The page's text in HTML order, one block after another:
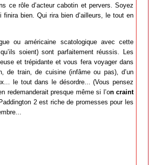
ce rôle d’acteur cabotin et pervers. Soyez
bien. Qui rira bien d’ailleurs, le tout en
ou américaine scatologique avec cette
soient) sont parfaitement réussis. Les
et trépidante et vous fera voyager dans
de train, de cuisine (infâme ou pas), d’un
le tout dans le désordre... (Vous pensez
redemanderait presque même si l’on craint
Paddington 2 est riche de promesses pour les